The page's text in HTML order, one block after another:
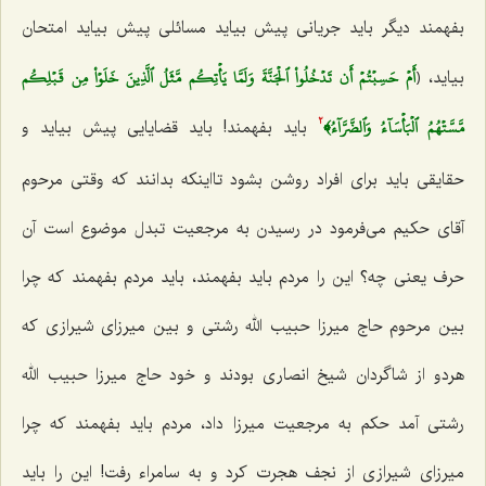
بفهمند دیگر باید جریانى پیش بیاید مسائلى پیش بیاید امتحان
بیاید، ﴿أَمۡ حَسِبۡتُمۡ أَن تَدۡخُلُواْ ٱلۡجَنَّةَ وَلَمَّا يَأۡتِكُم مَّثَلُ ٱلَّذِينَ خَلَوۡاْ مِن قَبۡلِكُم
مَّسَّتۡهُمُ ٱلۡبَأۡسَآءُ وَٱلضَّرَّآءُ﴾2
باید بفهمند! باید قضایایى پیش بیاید و
حقایقى باید براى افراد روشن بشود تااینکه بدانند که وقتى مرحوم
آقاى حکیم مى‌فرمود در رسیدن به مرجعیت تبدل موضوع است آن
حرف یعنى چه؟ این را مردم باید بفهمند، باید مردم بفهمند که چرا
بین مرحوم حاج میرزا حبیب الله رشتى و بین میرزاى شیرازى که
هردو از شاگردان شیخ انصارى بودند و خود حاج میرزا حبیب الله
رشتى آمد حکم به مرجعیت میرزا داد، مردم باید بفهمند که چرا
میرزاى شیرازى از نجف هجرت کرد و به سامراء رفت! این را باید